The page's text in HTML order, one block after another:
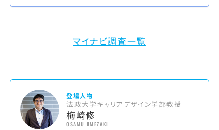
マイナビ調査一覧
登場人物
法政大学キャリアデザイン学部教授
梅崎修
OSAMU UMEZAKI